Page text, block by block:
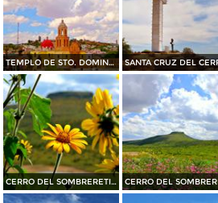
TEMPLO DE STO. DOMINGO.
CERRO DEL SOMBRERETILLO